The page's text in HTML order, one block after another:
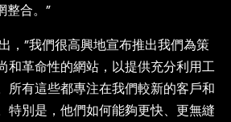
整合。”
，”我們很高興地宣布推出我們為策
和革命性的網站，以提供充分利用工
所有這些都專注在我們較新的客戶和
特別是，他們如何能夠更快、更無縫